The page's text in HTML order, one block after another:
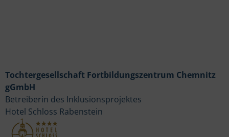
Tochtergesellschaft Fortbildungszentrum Chemnitz
gGmbH
Betreiberin des Inklusionsprojektes
Hotel Schloss Rabenstein